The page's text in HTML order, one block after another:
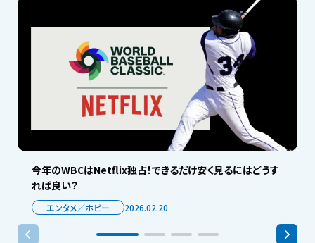
今年のWBCはNetflix独占！できるだけ安く見るにはどうす
れば良い？
エンタメ／ホビー 2026.02.20